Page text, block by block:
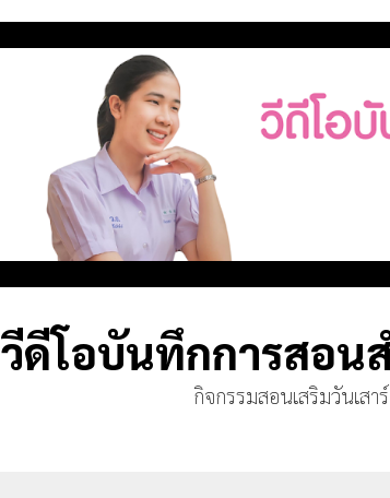
วีดีโอบันทึกการสอน
กิจกรรมสอนเสริมวันเส